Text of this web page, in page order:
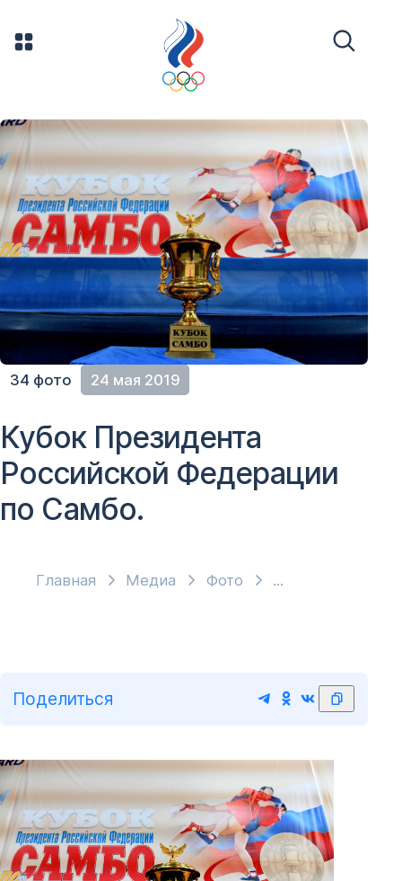
34 фото 24 мая 2019
Главная Медиа Фото
Кубок Президента
Российской Федерации
по Самбо.
Поделиться